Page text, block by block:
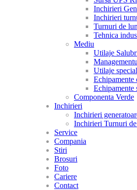
Inchirieri
Inchirieri
Turnuri de
Tehnica
Mediu
Utilaje
Utilaje
Echipamente
Echipamente
Componenta Verde
Inchirieri
Inchirieri
Inchirieri Turnuri
Service
Compania
Stiri
Brosuri
Foto
Cariere
Contact